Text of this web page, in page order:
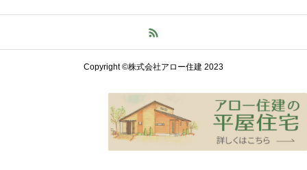
Copyright ©株式会社アロー住建 2023